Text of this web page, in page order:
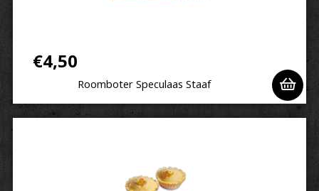
Roomboter Speculaas Staaf
€4,50